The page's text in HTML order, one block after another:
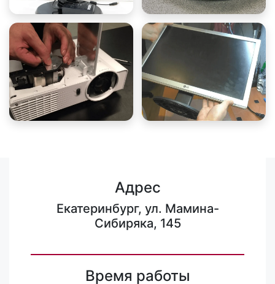
Адрес
Екатеринбург, ул. Мамина-
Сибиряка, 145
Время работы